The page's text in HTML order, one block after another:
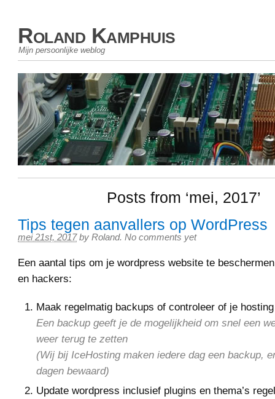
Roland Kamphuis
Mijn persoonlijke weblog
Posts from ‘mei, 2017’
Tips tegen aanvallers op WordPress
mei 21st, 2017 by Roland. No comments yet
Een aantal tips om je wordpress website te
en hackers:
Maak regelmatig backups of controleer of je
Een backup geeft je de mogelijkheid om snel een
weer terug te zetten
(Wij bij IceHosting maken iedere dag een backup,
dagen bewaard)
Update wordpress inclusief plugins en thema’s